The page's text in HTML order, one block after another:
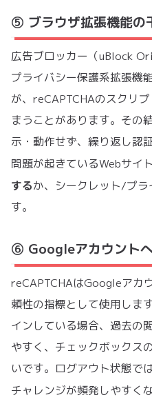
⑤ ブラウザ拡張機能の
広告ブロッカー（uBlock
プライバシー保護系拡張機
が、reCAPTCHAのスクリ
まうことがあります。その
示・動作せず、繰り返し認
問題が起きているWebサイ
するか、シークレット/プ
す。
⑥ Googleアカウント
reCAPTCHAはGoogleアカ
頼性の指標として使用しま
インしている場合、過去の
やすく、チェックボックス
いです。ログアウト状態で
チャレンジが頻発しやすく